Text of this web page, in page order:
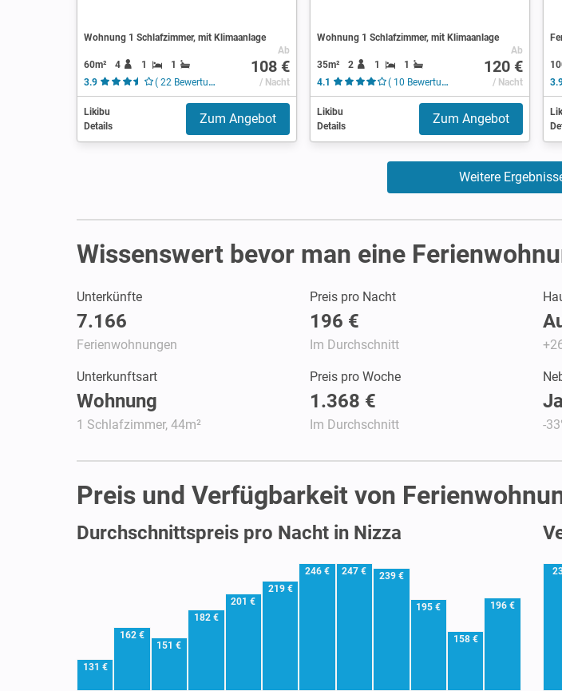
Wohnung 1 Schlafzimmer, mit Klimaanlage
60m² 4 1
1
3.9
( 22 Bewertungen )
Ab
108 €
/ Nacht
Likibu
Details
Zum Angebot
Wohnung 1 Schlafzimmer, mit Klimaanlage
35m² 2 1
1
4.1
( 10 Bewertungen )
Ab
120 €
/ Nacht
Likibu
Details
Zum Angebot
Weitere
Wissenswert bevor man eine
Unterkünfte
7.166
Ferienwohnungen
Preis pro Nacht
196 €
Im Durchschnitt
Unterkunftsart
Wohnung
1 Schlafzimmer, 44m²
Preis pro Woche
1.368 €
Im Durchschnitt -
Preis und Verfügbarkeit von
Durchschnittspreis pro Nacht in Nizza
131 €
162 €
151 €
182 €
201 €
219 €
246 € 247 € 239 €
195 €
158 €
196 €